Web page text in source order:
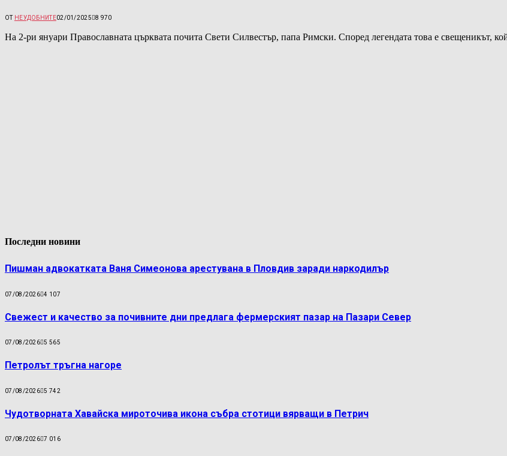
ОТ НЕУДОБНИТЕ02/01/2025 8 970
На 2-ри януари Православната църквата почита Свети Силвестър, папа Римски. Според легендата това е свещеникът,
Последни новини
Пишман адвокатката Ваня Симеонова арестувана в Пловдив заради наркодилър
07/08/2026 4 107
Свежест и качество за почивните дни предлага фермерският пазар на Пазари Север
07/08/2026 5 565
Петролът тръгна нагоре
07/08/2026 5 742
Чудотворната Хавайска мироточива икона събра стотици вярващи в Петрич
07/08/2026 7 016